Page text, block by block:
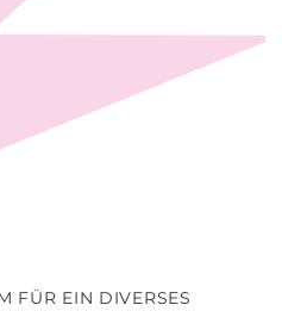
FÜR EIN DIVERSES